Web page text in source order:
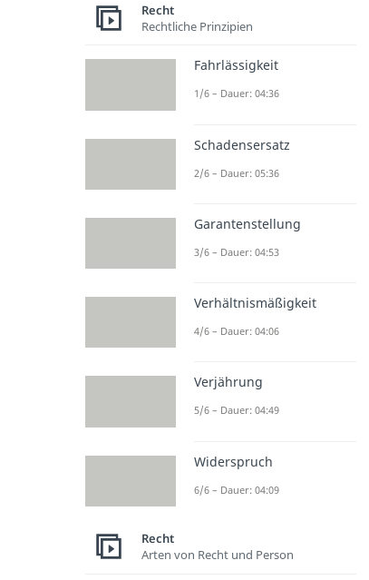
Recht
Rechtliche Prinzipien
Fahrlässigkeit
1/6 – Dauer: 04:36
Schadensersatz
2/6 – Dauer: 05:36
Garantenstellung
3/6 – Dauer: 04:53
Verhältnismäßigkeit
4/6 – Dauer: 04:06
Verjährung
5/6 – Dauer: 04:49
Widerspruch
6/6 – Dauer: 04:09
Recht
Arten von Recht und Person